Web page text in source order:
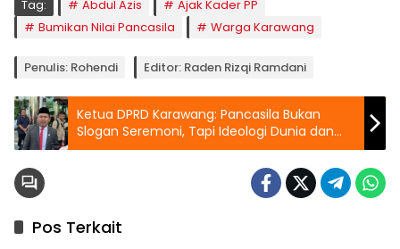
Tag: Abdul Azis
Ajak Kader PP
Bumikan Nilai Pancasila
Warga Karawang
Penulis: Rohendi Editor: Raden Rizqi Ramdani
Ketua DPRD Karawang: Pancasila Bukan
Slogan Seremoni, Tapi Ideologi Dunia dan
‘Way of Life’
Pos Terkait